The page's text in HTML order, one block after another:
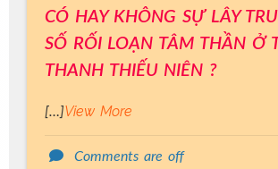
CÓ HAY KHÔNG SỰ LÂY
SỐ RỐI LOẠN TÂM THẦN Ở
THANH THIẾU NIÊN ?
[…]View More
Comments are off